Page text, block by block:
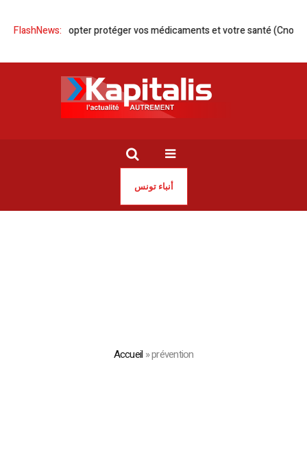
FlashNews:
protéger vos médicaments et votre santé (Cnopt) Point sur
أنباء تونس
Accueil »prévention